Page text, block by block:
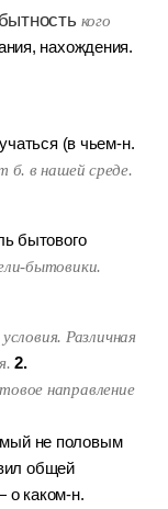
кого
нахождения.
(в чьем-н.
б. в нашей среде.
бытового
бытовики.
Различная
2.
направление
не половым
общей
о каком-н.